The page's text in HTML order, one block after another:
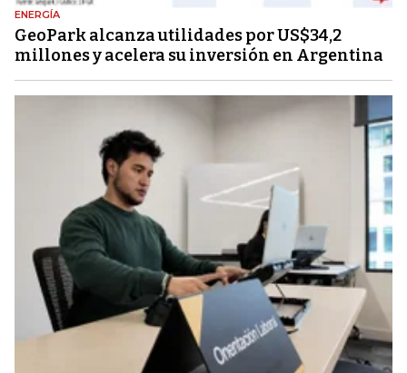
ENERGÍA
GeoPark alcanza utilidades por US$34,2
millones y acelera su inversión en Argentina